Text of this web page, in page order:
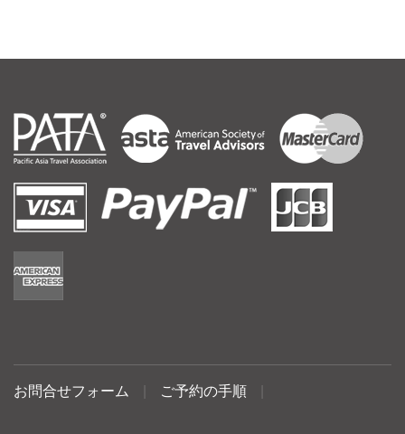
お問合せフォーム ご予約の手順